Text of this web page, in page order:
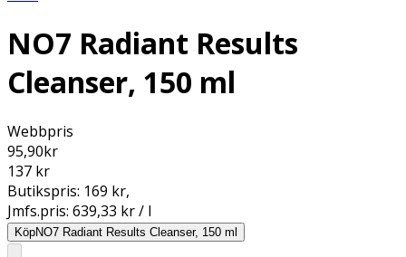
NO7 Radiant Results
Cleanser, 150 ml
Webbpris
95,90kr
137 kr
Butikspris: 169 kr,
Jmfs.pris: 639,33 kr / l
KöpNO7 Radiant Results Cleanser, 150 ml